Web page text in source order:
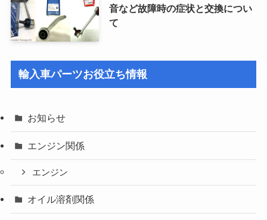
音など故障時の症状と交換につい
て
輸入車パーツお役立ち情報
お知らせ
エンジン関係
エンジン
オイル溶剤関係